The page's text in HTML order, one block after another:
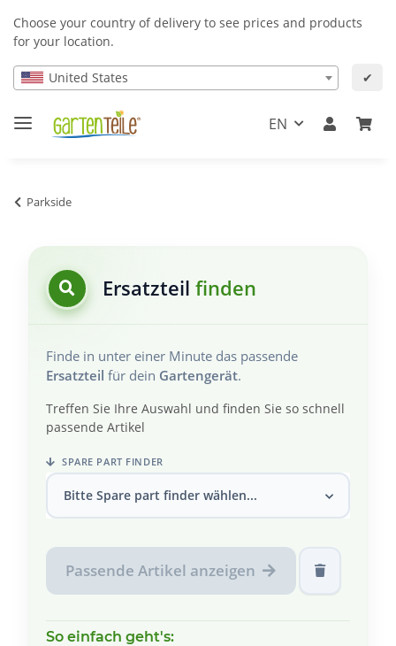
Choose your country of delivery to see prices and products
for your location.
United States ✔
EN
Parkside
Ersatzteil finden
Finde in unter einer Minute das passende
Ersatzteil für dein Gartengerät.
Treffen Sie Ihre Auswahl und finden Sie so schnell
passende Artikel
SPARE PART FINDER
Bitte Spare part finder wählen...
Passende Artikel anzeigen
So einfach geht's: